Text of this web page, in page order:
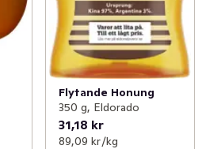
Flytande Honung
350 g, Eldorado
31,18 kr
89,09 kr /kg